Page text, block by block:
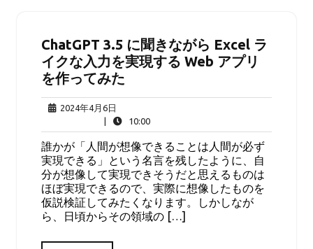
ChatGPT 3.5 に聞きながら Excel ラ
イクな入力を実現する Web アプリ
を作ってみた
2024年4月6日
年
4
月
6
日
10:0010:00
誰かが「人間が想像できることは人間が必ず
実現できる」という名言を残したように、自
分が想像して実現できそうだと思えるものは
ほぼ実現できるので、実際に想像したものを
仮説検証してみたくなります。しかしなが
ら、日頃からその領域の […]